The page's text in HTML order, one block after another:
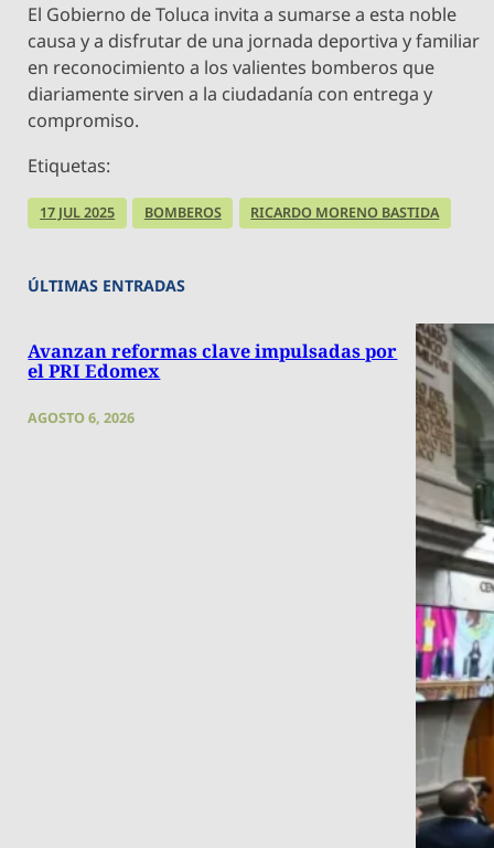
El Gobierno de Toluca invita a sumarse a esta noble
causa y a disfrutar de una jornada deportiva y familiar
en reconocimiento a los valientes bomberos que
diariamente sirven a la ciudadanía con entrega y
compromiso.
Etiquetas:
17 JUL 2025 BOMBEROS RICARDO MORENO BASTIDA
ÚLTIMAS ENTRADAS
Avanzan reformas clave impulsadas por
el PRI Edomex
AGOSTO 6, 2026